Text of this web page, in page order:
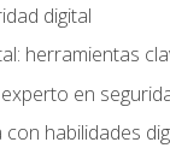
digital
herramientas
en
habilidades